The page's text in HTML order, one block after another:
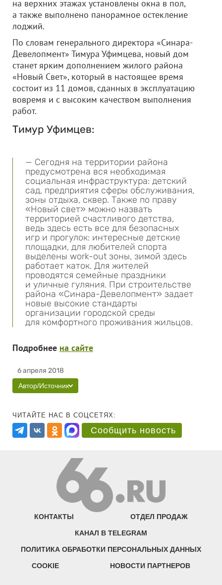
на верхних этажах установлены окна в пол,
а также выполнено панорамное остекление
лоджий.
По словам генерального директора «Синара-
Девелопмент» Тимура Уфимцева, новый дом
станет ярким дополнением жилого района
«Новый Свет», который в настоящее время
состоит из 11 домов, сданных в эксплуатацию
вовремя и с высоким качеством выполнения
работ.
Тимур Уфимцев:
— Сегодня на территории района
предусмотрена вся необходимая
социальная инфраструктура: детский
сад, предприятия сферы обслуживания,
зоны отдыха, сквер. Также по праву
«Новый свет» можно назвать
территорией счастливого детства,
ведь здесь есть все для безопасных
игр и прогулок: интересные детские
площадки, для любителей спорта
выделены work-out зоны, зимой здесь
работает каток. Для жителей
проводятся семейные праздники
и уличные гуляния. При строительстве
района «Синара-Девелопмент» задает
новые высокие стандарты
организации городской среды
для комфортного проживания жильцов.
Подробнее на сайте
6 апреля 2018
Автор/Источник
ЧИТАЙТЕ НАС В СОЦСЕТЯХ:
Сообщить новость
КОНТАКТЫ ОТДЕЛ ПРОДАЖ
КАНАЛ В TELEGRAM
ПОЛИТИКА ОБРАБОТКИ ПЕРСОНАЛЬНЫХ ДАННЫХ
COOKIE НОВОСТИ ПАРТНЕРОВ